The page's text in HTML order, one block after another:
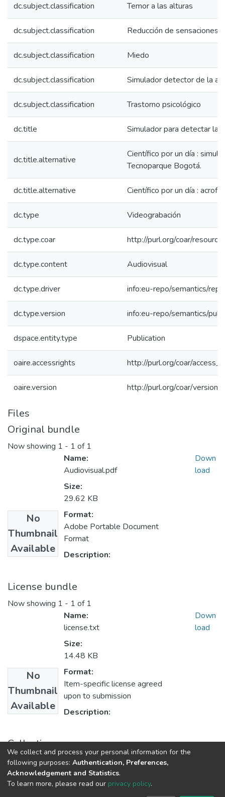
dc.subject.classification Temor a las alturas
dc.subject.classification Reducción de sensaciones
dc.subject.classification Miedo
dc.subject.classification Simulador detector de la
dc.subject.classification Trastorno psicológico
dc.title Simulador para detectar la
dc.title.alternative
Científico por un día :
Tecnoparque Bogotá.
dc.title.alternative Científico por un día :
dc.type Videograbación
dc.type.coar http://purl.org/coar/
dc.type.content Audiovisual
dc.type.driver info:eu-repo/semantics/
dc.type.version info:eu-repo/semantics/
dspace.entity.type Publication
oaire.accessrights http://purl.org/coar/
oaire.version http://purl.org/coar/
Files
Original bundle
Now showing 1 - 1 of 1
No
Thumbnail
Available
Name:
Audiovisual.pdf
Size:
29.62 KB
Format:
Adobe Portable Document
Format
Description:
Down
load
License bundle
Now showing 1 - 1 of 1
No
Thumbnail
Available
Name:
license.txt
Size:
14.48 KB
Format:
Item-specific license agreed
upon to submission
Description:
Down
load
Collections
Divulgación de la CTeI
DSpace software copyright © 2002-2026
We collect and process your personal information for the
following purposes: Authentication, Preferences,
Acknowledgement and Statistics.
To learn more, please read our privacy policy.